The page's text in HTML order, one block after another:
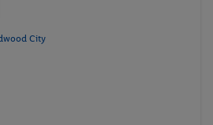
City